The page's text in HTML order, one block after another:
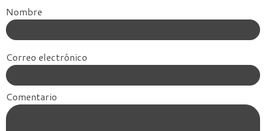
Nombre
Correo electrónico
Comentario